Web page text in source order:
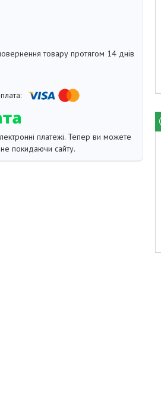
товару протягом 14 днів
платежі. Тепер ви можете
покидаючи сайту.